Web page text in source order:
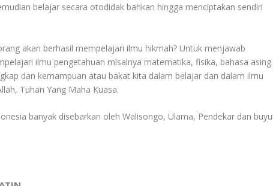
belajar secara otodidak bahkan hingga menciptakan sendiri
akan berhasil mempelajari ilmu hikmah? Untuk menjawab
ilmu pengetahuan misalnya matematika, fisika, bahasa asing
dan kemampuan atau bakat kita dalam belajar dan dalam ilmu
Tuhan Yang Maha Kuasa.
banyak disebarkan oleh Walisongo, Ulama, Pendekar dan